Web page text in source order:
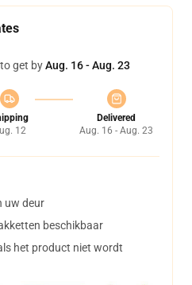
get byAug. 16 - Aug. 23
12
Delivered
Aug. 16 - Aug. 23
uw deur
beschikbaar
het product niet wordt